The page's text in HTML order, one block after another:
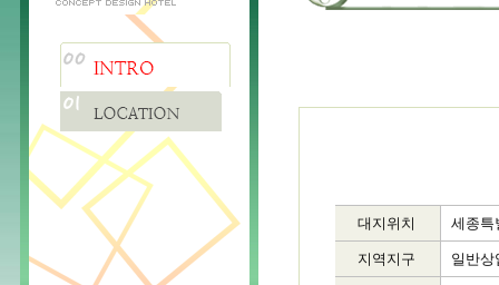
대지위치 세종특
지역지구 일반상